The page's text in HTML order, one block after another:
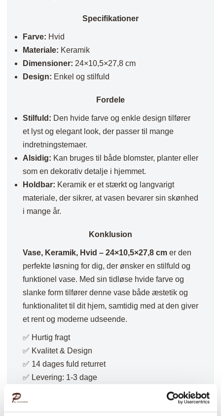
Specifikationer
Farve: Hvid
Materiale: Keramik
Dimensioner: 24×10,5×27,8 cm
Design: Enkel og stilfuld
Fordele
Stilfuld: Den hvide farve og enkle design tilfører
et lyst og elegant look, der passer til mange
indretningstemaer.
Alsidig: Kan bruges til både blomster, planter eller
som en dekorativ detalje i hjemmet.
Holdbar: Keramik er et stærkt og langvarigt
materiale, der sikrer, at vasen bevarer sin skønhed
i mange år.
Konklusion
Vase, Keramik, Hvid – 24×10,5×27,8 cm er den
perfekte løsning for dig, der ønsker en stilfuld og
funktionel vase. Med sin tidløse hvide farve og
slanke form tilfører denne vase både æstetik og
funktionalitet til dit hjem, samtidig med at den giver
et rent og moderne udseende.
✅ Hurtig fragt
✅ Kvalitet & Design
✅ 14 dages fuld returret
✅ Levering: 1-3 dage
✅Farve: Hvid